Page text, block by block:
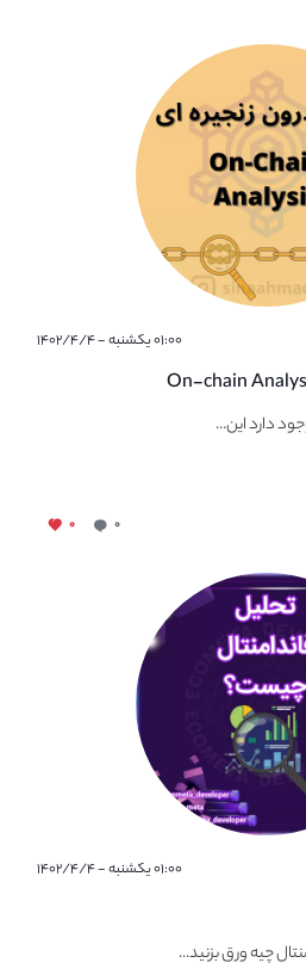
۰۱:۰۰ یکشنبه - ۱۴۰۲/۴/۴
دارد این...
۰ ۰
۰۱:۰۰ یکشنبه - ۱۴۰۲/۴/۴
چیه ورق بزنید...